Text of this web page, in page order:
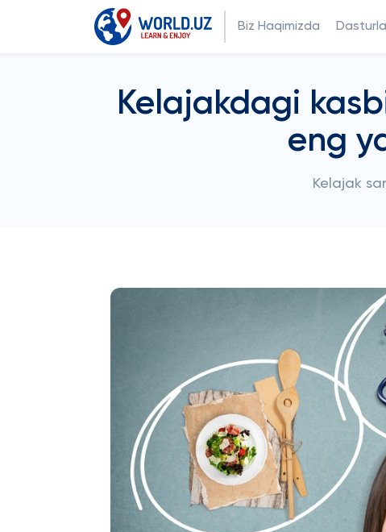
Biz Haqimizda
Kelajakdagi
eng
Kelajak